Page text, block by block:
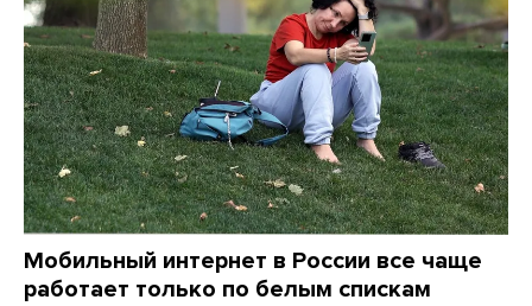
Мобильный интернет в России все чаще
работает только по белым спискам